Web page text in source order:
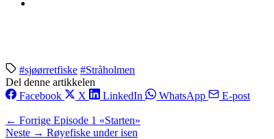
#sjøørretfiske #Stråholmen
Del denne artikkelen
Facebook
X LinkedIn WhatsApp E-post
← Forrige Episode 1 «Starten»
Neste → Røyefiske under isen